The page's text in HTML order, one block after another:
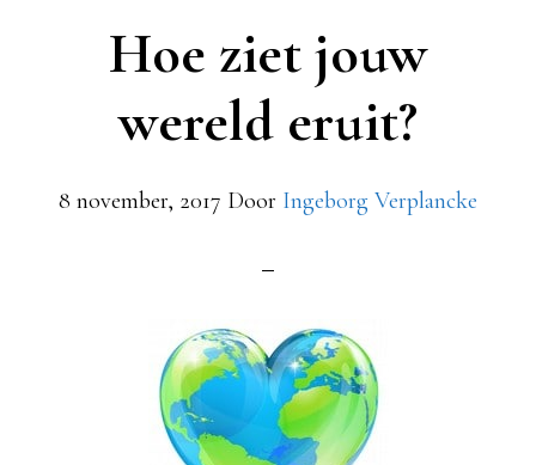
Hoe ziet jouw
wereld eruit?
8 november, 2017 Door Ingeborg Verplancke